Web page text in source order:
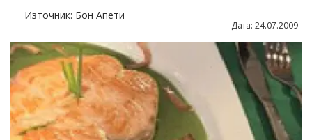
Източник: Бон Апети
Дата: 24.07.2009